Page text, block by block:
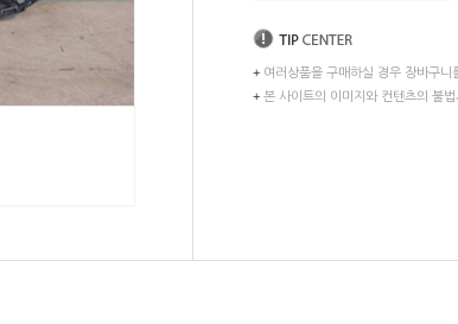
+ 여러상품을 구매하실 경우 장바구니
+ 본 사이트의 이미지와 컨텐츠의 불법